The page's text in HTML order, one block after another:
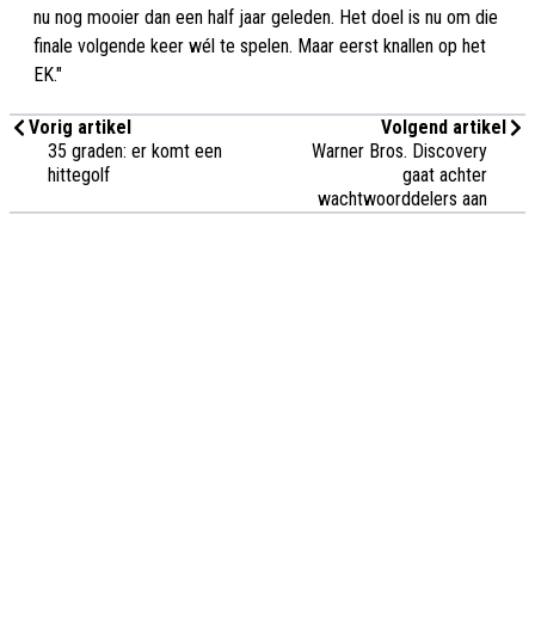
nu nog mooier dan een half jaar geleden. Het doel is nu om die
finale volgende keer wél te spelen. Maar eerst knallen op het
EK."
Vorig artikel
35 graden: er komt een
hittegolf
Volgend artikel
Warner Bros. Discovery
gaat achter
wachtwoorddelers aan